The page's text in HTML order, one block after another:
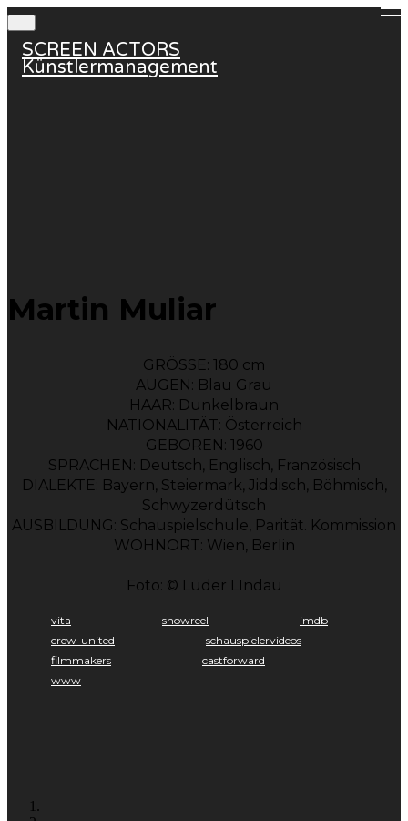
SCREEN ACTORS
Künstlermanagement
Martin Muliar
GRÖSSE: 180 cm
AUGEN: Blau Grau
HAAR: Dunkelbraun
NATIONALITÄT: Österreich
GEBOREN: 1960
SPRACHEN: Deutsch, Englisch, Französisch
DIALEKTE: Bayern, Steiermark, Jiddisch, Böhmisch,
Schwyzerdütsch
AUSBILDUNG: Schauspielschule, Parität. Kommission
WOHNORT: Wien, Berlin
Foto: © Lüder LIndau
vita showreel
imdb
crew-united
schauspielervideos
filmmakers
castforward
www